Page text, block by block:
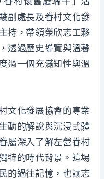
副處長及眷村文化發
持，帶領榮欣志工夥
透過歷史導覽與溫馨
過一個充滿知性與溫
文化發展協會的專業
動的解說與沉浸式體
屬深入了解左營眷村
特的時代背景。這場
的過往記憶，也讓志